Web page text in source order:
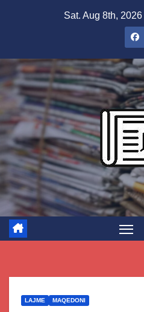
Sat. Aug 8th, 2026
LAJME MAQEDONI